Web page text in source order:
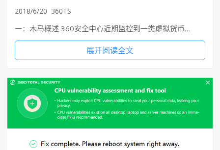
2018/6/20 360TS
一：木马概述 360安全中心近期监控到一类虚拟货币…
展开阅读全文